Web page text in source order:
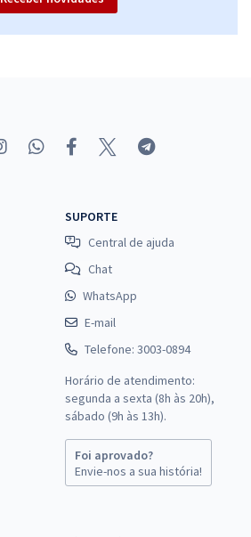
SUPORTE
Central de ajuda
Chat
WhatsApp
E-mail
Telefone: 3003-0894
Horário de atendimento:
segunda a sexta (8h às 20h),
sábado (9h às 13h).
Foi aprovado?
Envie-nos a sua história!